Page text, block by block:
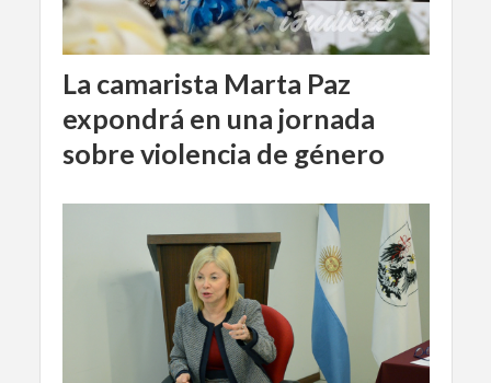
La camarista Marta Paz
expondrá en una jornada
sobre violencia de género